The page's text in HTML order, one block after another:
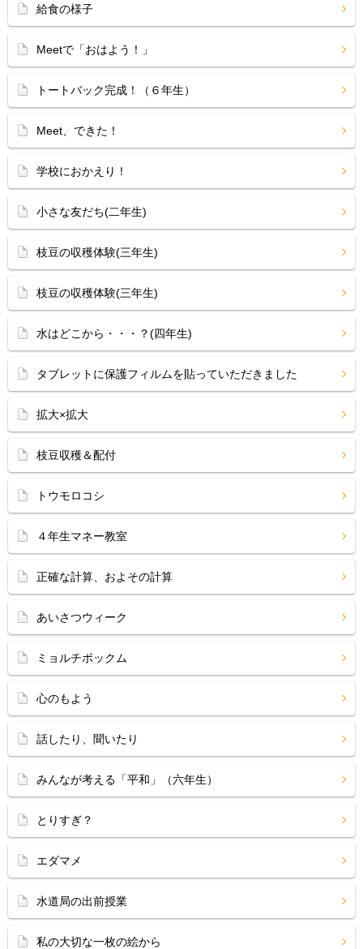
給食の様子
Meetで「おはよう！」
トートバック完成！（６年生）
Meet、できた！
学校におかえり！
小さな友だち(二年生)
枝豆の収穫体験(三年生)
枝豆の収穫体験(三年生)
水はどこから・・・？(四年生)
タブレットに保護フィルムを貼っていただきました
拡大×拡大
枝豆収穫＆配付
トウモロコシ
４年生マネー教室
正確な計算、およその計算
あいさつウィーク
ミョルチポックム
心のもよう
話したり、聞いたり
みんなが考える「平和」（六年生）
とりすぎ？
エダマメ
水道局の出前授業
私の大切な一枚の絵から